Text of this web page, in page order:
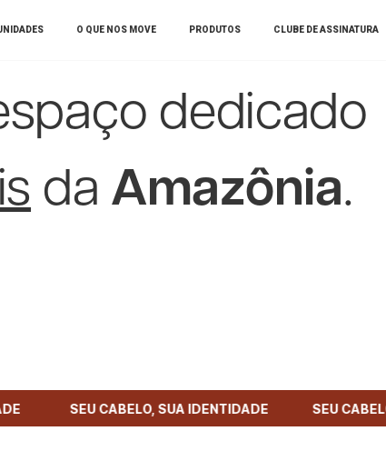
O QUE NOS MOVE PRODUTOS CLUBE DE ASSINATURA
dedicado
da Amazônia.
SEU CABELO, SUA IDENTIDADE ‎ ‎ ‎ ‎ ‎ ‎ ‎‎ ‎ ‎ ‎ ‎ ‎ ‎ ‎ ‎ SEU CABELO,